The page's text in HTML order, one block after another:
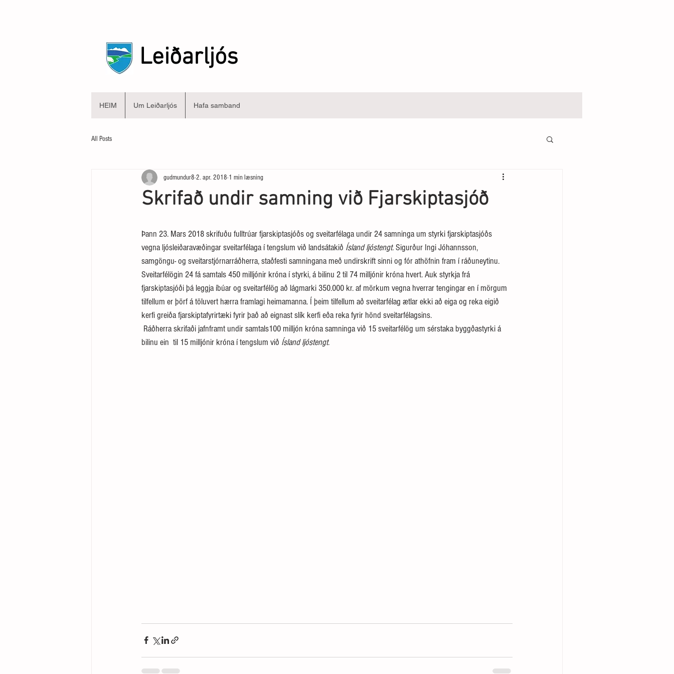
Leiðarljós
HEIM Um Leiðarljós Hafa samband
All Posts
Skrifað undir samning við Fjarskiptasjóð
gudmundur8 2. apr. 2018 1 min læsning
Þann 23. Mars 2018 skrifuðu fulltrúar fjarskiptasjóðs og sveitarfélaga undir 24 samninga um styrki fjarskiptasjóðs
vegna ljósleiðaravæðingar sveitarfélaga í tengslum við landsátakið Ísland ljóstengt. Sigurður Ingi Jóhannsson,
samgöngu- og sveitarstjórnarráðherra, staðfesti samningana með undirskrift sinni og fór athöfnin fram í ráðuneytinu.
Sveitarfélögin 24 fá samtals 450 milljónir króna í styrki, á bilinu 2 til 74 milljónir króna hvert. Auk styrkja frá
fjarskiptasjóði þá leggja íbúar og sveitarfélög að lágmarki 350.000 kr. af mörkum vegna hverrar tengingar en í mörgum
tilfellum er þörf á töluvert hærra framlagi heimamanna. Í þeim tilfellum að sveitarfélag ætlar ekki að eiga og reka eigið
kerfi greiða fjarskiptafyrirtæki fyrir það að eignast slík kerfi eða reka fyrir hönd sveitarfélagsins.
bilinu ein  til 15 milljónir króna í tengslum við Ísland ljóstengt.